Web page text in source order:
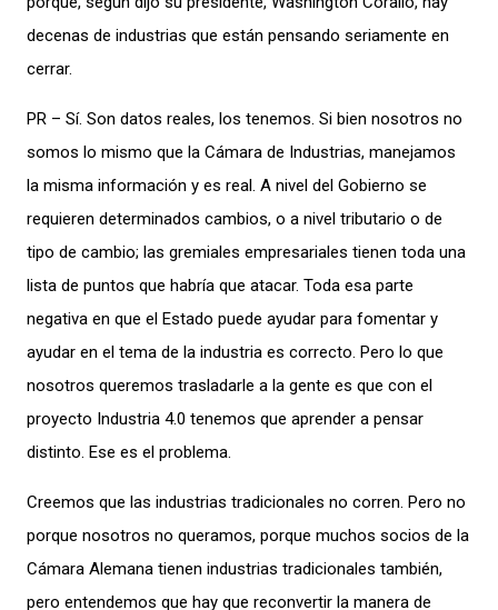
decenas de industrias que están pensando seriamente en
cerrar.
PR – Sí. Son datos reales, los tenemos. Si bien nosotros no
somos lo mismo que la Cámara de Industrias, manejamos
la misma información y es real. A nivel del Gobierno se
requieren determinados cambios, o a nivel tributario o de
tipo de cambio; las gremiales empresariales tienen toda una
lista de puntos que habría que atacar. Toda esa parte
negativa en que el Estado puede ayudar para fomentar y
ayudar en el tema de la industria es correcto. Pero lo que
nosotros queremos trasladarle a la gente es que con el
proyecto Industria 4.0 tenemos que aprender a pensar
distinto. Ese es el problema.
Creemos que las industrias tradicionales no corren. Pero no
porque nosotros no queramos, porque muchos socios de la
Cámara Alemana tienen industrias tradicionales también,
pero entendemos que hay que reconvertir la manera de